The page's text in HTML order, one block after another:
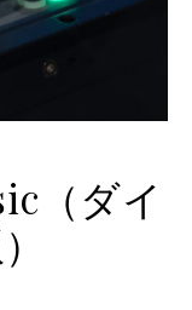
（ダイ